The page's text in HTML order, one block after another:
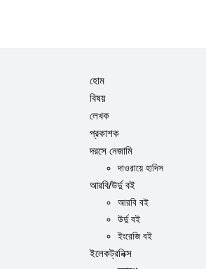
হোম
বিষয়
লেখক
প্রকাশক
দরসে নেজামি
দাওরায়ে হাদিস
আরবি/উর্দু বই
আরবি বই
উর্দু বই
ইংরেজি বই
ইলেকট্রনিক্স